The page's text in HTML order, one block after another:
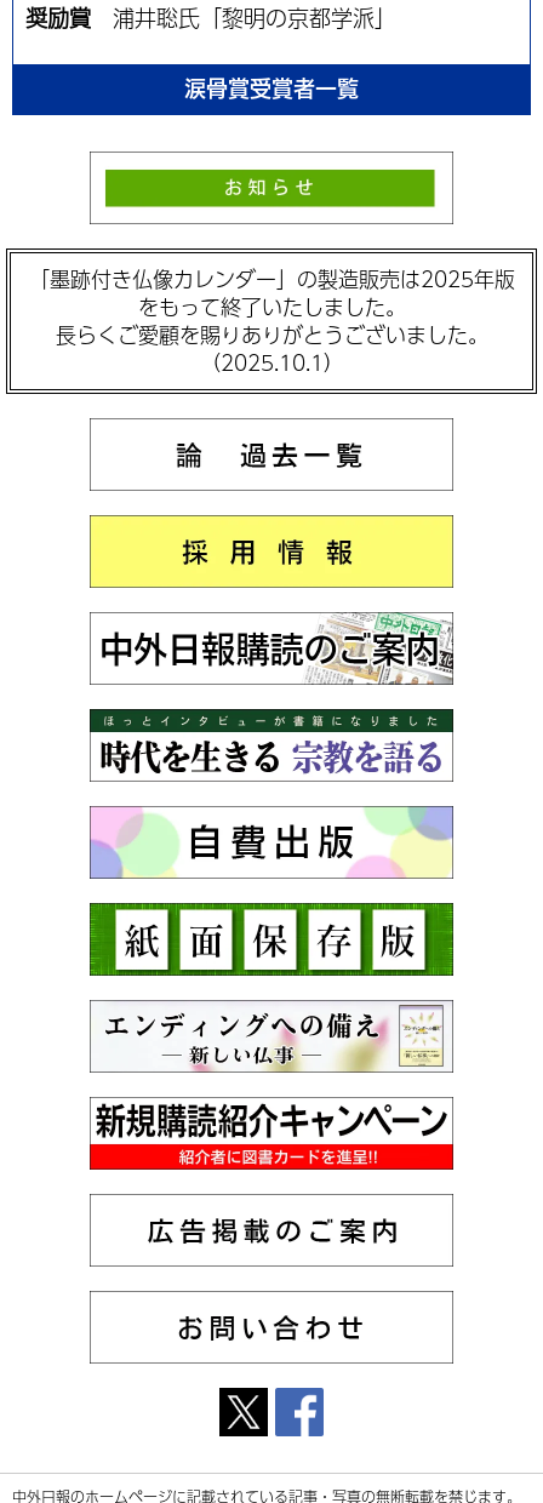
奨励賞 浦井聡氏「黎明の京都学派」
涙骨賞受賞者一覧
「墨跡付き仏像カレンダー」の製造販売は2025年版
をもって終了いたしました。
長らくご愛顧を賜りありがとうございました。
（2025.10.1）
中外日報のホームページに記載されている記事・写真の無断転載を禁じます。